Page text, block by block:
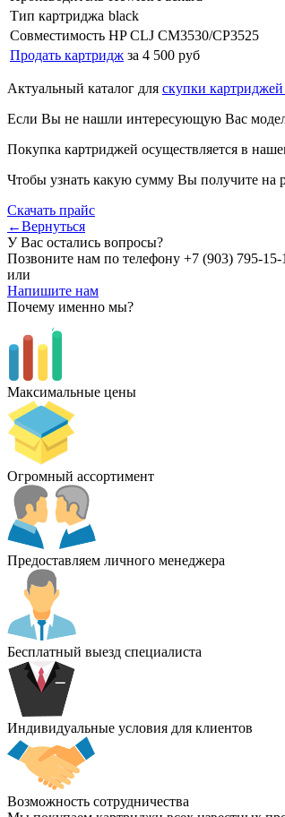
Тип картриджа black
Совместимость HP CLJ CM3530/CP3525
Продать картридж за 4 500 руб
Актуальный каталог для скупки
Если Вы не нашли интересующую Вас
Покупка картриджей осуществляется в
Чтобы узнать какую сумму Вы получите на
Скачать прайс
←Вернуться
У Вас остались вопросы?
Позвоните нам по телефону +7 (903) 795-15-
или
Напишите нам
Почему именно мы?
Максимальные цены
Огромный ассортимент
Предоставляем личного менеджера
Бесплатный выезд специалиста
Индивидуальные условия для клиентов
Возможность сотрудничества